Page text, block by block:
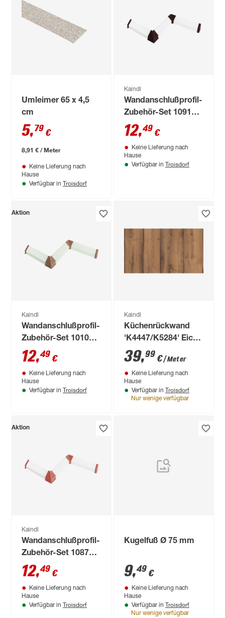
Umleimer 65 x 4,5
cm
5,79 €
8,91 € / Meter
Keine Lieferung nach
Hause
Verfügbar in Troisdorf
Kaindl
Wandanschlußprofil-
Zubehör-Set 1091
schokobraun
12,49 €
Keine Lieferung nach
Hause
Verfügbar in Troisdorf
Aktion
Kaindl
Wandanschlußprofil-
Zubehör-Set 1010
dunkelbraun
12,49 €
Keine Lieferung nach
Hause
Verfügbar in Troisdorf
Kaindl
Küchenrückwand
'K4447/K5284' Eiche
Antique
Expressive/Eiche
Roosevelt braun,
beidseitiges Dekor
4100 x 640 x 15 mm
39,99 €/ Meter
Keine Lieferung nach
Hause
Verfügbar in Troisdorf
Nur wenige verfügbar
Aktion
Kaindl
Wandanschlußprofil-
Zubehör-Set 1087
braun
12,49 €
Keine Lieferung nach
Hause
Verfügbar in Troisdorf
Kugelfuß Ø 75 mm
9,49 €
Keine Lieferung nach
Hause
Verfügbar in Troisdorf
Nur wenige verfügbar